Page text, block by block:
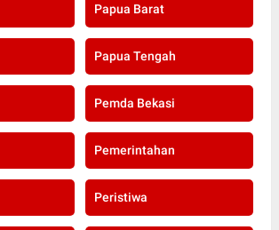
Papua Barat
Papua Tengah
Pemda Bekasi
Pemerintahan
Peristiwa